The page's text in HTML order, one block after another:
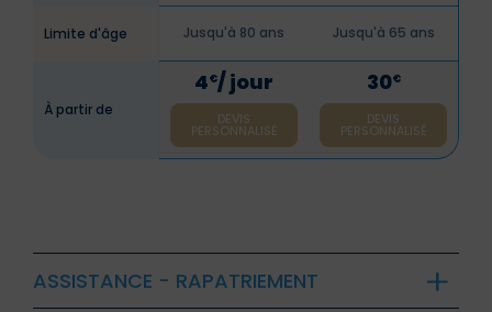
Limite d'âge Jusqu'à 80 ans Jusqu'à 65 ans
À partir de
4€/ jour
DEVIS
PERSONNALISÉ
30€
DEVIS
PERSONNALISÉ
ASSISTANCE - RAPATRIEMENT